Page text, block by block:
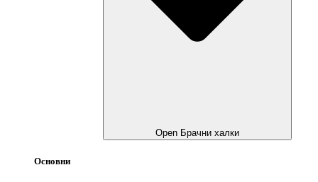
Open Брачни халки
Основни